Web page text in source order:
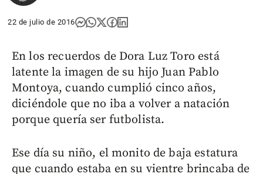
22 de julio de 2016
En los recuerdos de Dora Luz Toro está
latente la imagen de su hijo Juan Pablo
Montoya, cuando cumplió cinco años,
diciéndole que no iba a volver a natación
porque quería ser futbolista.
Ese día su niño, el monito de baja estatura
que cuando estaba en su vientre brincaba de